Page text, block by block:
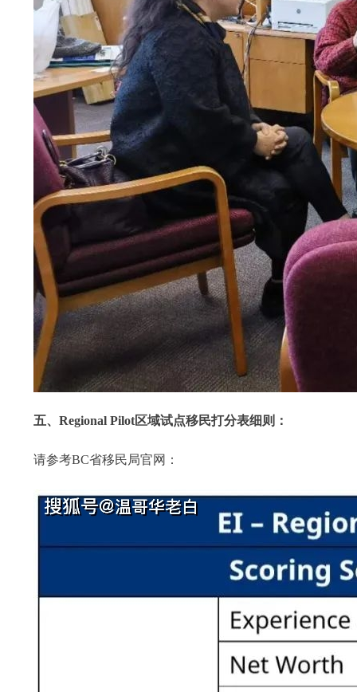
五、Regional Pilot区域试点移民打分表细则：
请参考BC省移民局官网：